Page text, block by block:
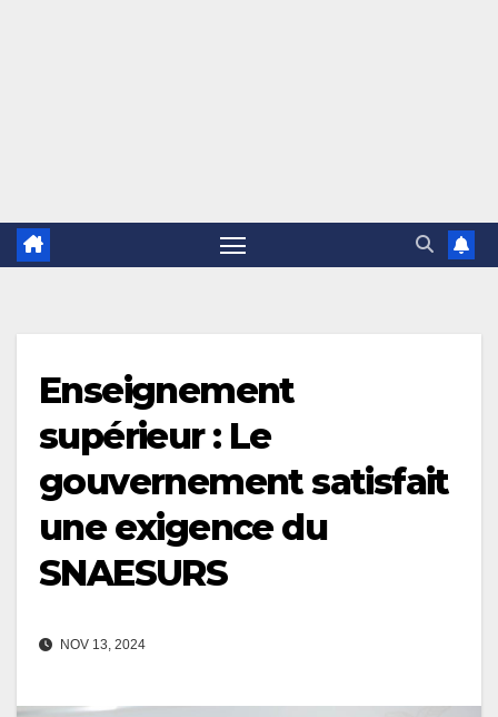
Enseignement
supérieur : Le
gouvernement satisfait
une exigence du
SNAESURS
NOV 13, 2024